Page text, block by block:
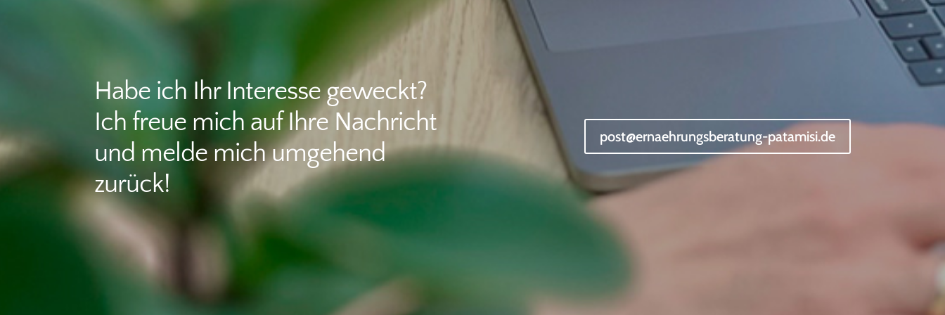
Habe ich Ihr Interesse geweckt?
Ich freue mich auf Ihre Nachricht
und melde mich umgehend
zurück!
post@ernaehrungsberatung-patamisi.de